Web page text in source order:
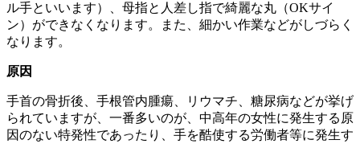
ル手といいます）、母指と人差し指で綺麗な丸（OKサイ
ン）ができなくなります。また、細かい作業などがしづらく
なります。
原因
手首の骨折後、手根管内腫瘍、リウマチ、糖尿病などが挙げ
られていますが、一番多いのが、中高年の女性に発生する原
因のない特発性であったり、手を酷使する労働者等に発生す